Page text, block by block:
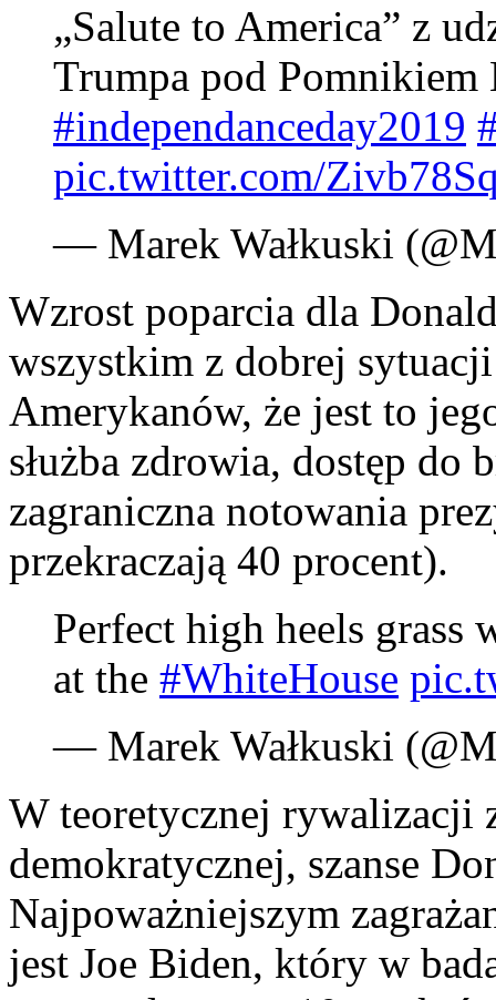
„Salute to America” z
Trumpa pod
#independanceday2019
pic.twitter.com/
— Marek Wałkuski
Wzrost poparcia dla
wszystkim z dobrej
Amerykanów, że jest to
służba zdrowia, dostęp
zagraniczna notowania
przekraczają 40 procent).
Perfect high heels grass
at the #WhiteHouse
— Marek Wałkuski
W teoretycznej rywalizacji
demokratycznej, szanse
Najpoważniejszym
jest Joe Biden, który w